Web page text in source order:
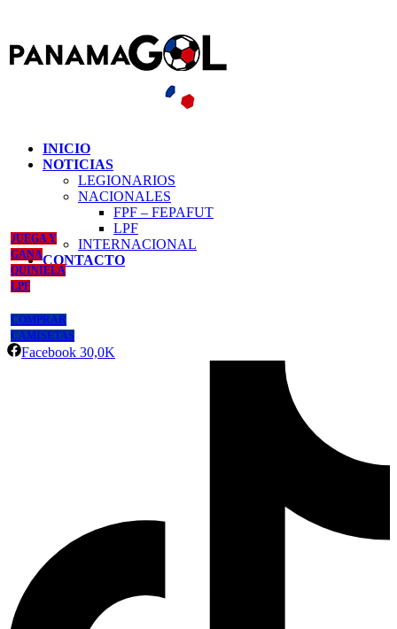
INICIO
NOTICIAS
LEGIONARIOS
NACIONALES
FPF – FEPAFUT
LPF
INTERNACIONAL
CONTACTO
JUEGA Y
GANA
QUINIELA
LPF
COMPRAR
CAMISETAS
Facebook 30,0K